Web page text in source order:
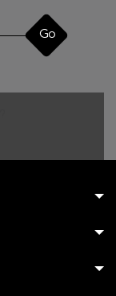
Go